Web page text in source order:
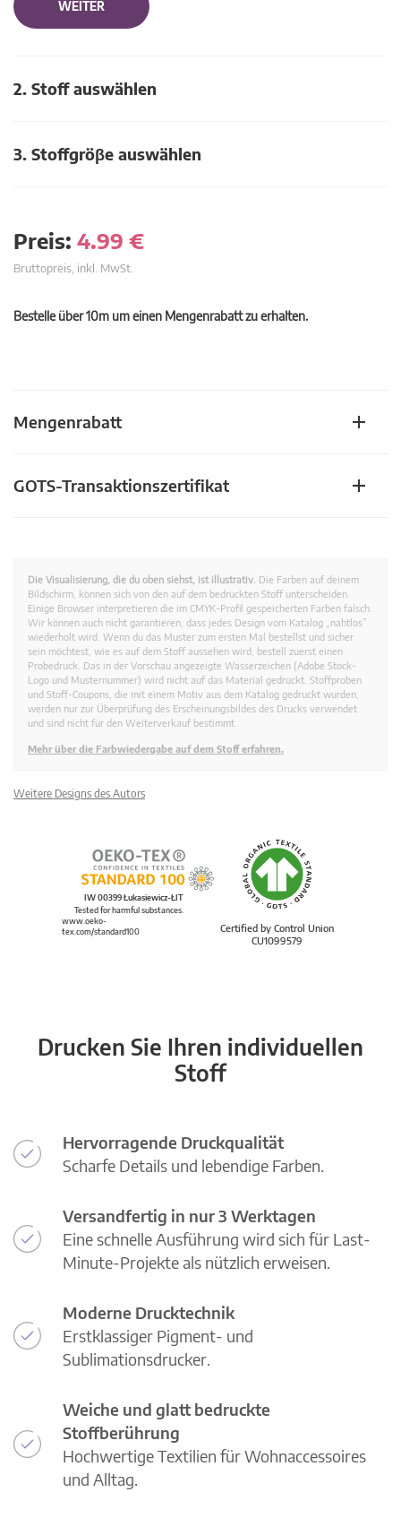
WEITER
2. Stoff auswählen
3. Stoffgröβe auswählen
Preis: 4.99 €
Bruttopreis, inkl. MwSt.
Bestelle über 10m um einen Mengenrabatt zu erhalten.
Mengenrabatt
GOTS-Transaktionszertifikat
Die Visualisierung, die du oben siehst, ist illustrativ. Die Farben auf deinem
Bildschirm, können sich von den auf dem bedruckten Stoff unterscheiden.
Einige Browser interpretieren die im CMYK-Profil gespeicherten Farben falsch.
Wir können auch nicht garantieren, dass jedes Design vom Katalog „nahtlos”
wiederholt wird. Wenn du das Muster zum ersten Mal bestellst und sicher
sein möchtest, wie es auf dem Stoff aussehen wird, bestell zuerst einen
Probedruck. Das in der Vorschau angezeigte Wasserzeichen (Adobe Stock-
Logo und Musternummer) wird nicht auf das Material gedruckt. Stoffproben
und Stoff-Coupons, die mit einem Motiv aus dem Katalog gedruckt wurden,
werden nur zur Überprüfung des Erscheinungsbildes des Drucks verwendet
und sind nicht für den Weiterverkauf bestimmt.
Mehr über die Farbwiedergabe auf dem Stoff erfahren.
Weitere Designs des Autors
Certified by Control Union
CU1099579
IW 00399 Łukasiewicz-ŁIT
Tested for harmful substances.
www.oeko-
tex.com/standard100
Drucken Sie Ihren individuellen
Stoff
Hervorragende Druckqualität
Scharfe Details und lebendige Farben.
Versandfertig in nur 3 Werktagen
Eine schnelle Ausführung wird sich für Last-
Minute-Projekte als nützlich erweisen.
Moderne Drucktechnik
Erstklassiger Pigment- und
Sublimationsdrucker.
Weiche und glatt bedruckte
Stoffberührung
Hochwertige Textilien für Wohnaccessoires
und Alltag.